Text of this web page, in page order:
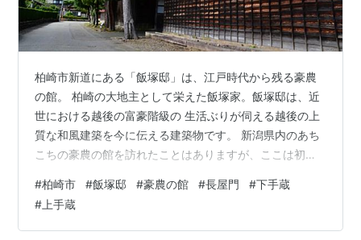
柏崎市新道にある「飯塚邸」は、江戸時代から残る豪農
の館。 柏崎の大地主として栄えた飯塚家。飯塚邸は、近
世における越後の富豪階級の 生活ぶりが伺える越後の上
質な和風建築を今に伝える建築物です。 新潟県内のあち
こちの豪農の館を訪れたことはありますが、ここは初め
22（1947）年10月、昭和天皇が新潟県を巡幸された際に
「行在所（あんざい しょ）」として飯塚邸に滞在されま
した。 滞在時にご覧になった庭園は、天皇陛下より「秋
#柏崎市 #飯塚邸 #豪農の館 #長屋門 #下手蔵
# 上手蔵